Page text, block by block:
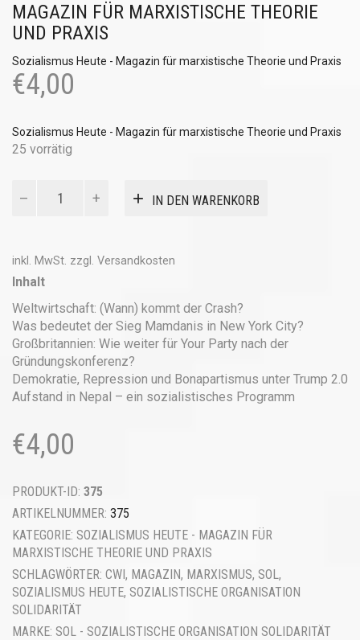
MAGAZIN FÜR MARXISTISCHE THEORIE
UND PRAXIS
Sozialismus Heute - Magazin für marxistische Theorie und Praxis
€4,00
Sozialismus Heute - Magazin für marxistische Theorie und Praxis
25 vorrätig
Ausgabe
Menge
IN DEN WARENKORB
inkl. MwSt. zzgl. Versandkosten
Inhalt
Weltwirtschaft: (Wann) kommt der Crash?
Was bedeutet der Sieg Mamdanis in New York City?
Großbritannien: Wie weiter für Your Party nach der
Gründungskonferenz?
Demokratie, Repression und Bonapartismus unter Trump 2.0
Aufstand in Nepal – ein sozialistisches Programm
€4,00
PRODUKT-ID: 375
ARTIKELNUMMER: 375
KATEGORIE: SOZIALISMUS HEUTE - MAGAZIN FÜR
MARXISTISCHE THEORIE UND PRAXIS
SCHLAGWÖRTER: CWI, MAGAZIN, MARXISMUS, SOL,
SOZIALISMUS HEUTE, SOZIALISTISCHE ORGANISATION
SOLIDARITÄT
MARKE: SOL - SOZIALISTISCHE ORGANISATION SOLIDARITÄT